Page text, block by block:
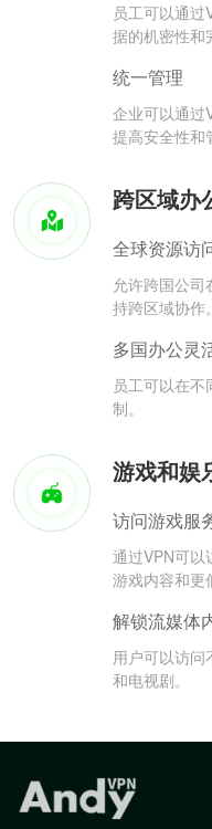
员工可以通
据的机密性和
统一管理
企业可以通过
提高安全性和
跨区域办
全球资源访
允许跨国公
持跨区域协作。
多国办公灵
员工可以在
制。
游戏和娱
访问游戏服
通过VPN可以
游戏内容和更
解锁流媒体
用户可以访问
和电视剧。